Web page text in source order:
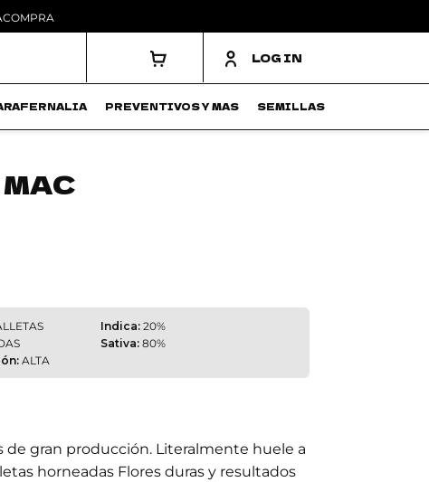
LOG IN
PREVENTIVOS Y MAS SEMILLAS
ALTA
Indica:20%
Sativa:80%
de gran producción. Literalmente huele a
horneadas Flores duras y resultados